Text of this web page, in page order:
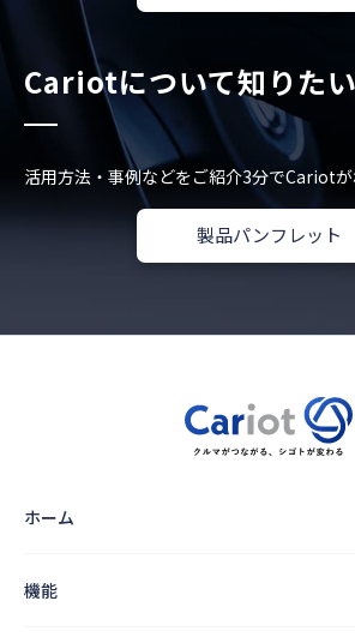
Cariotについて知りた
活用方法・事例などをご紹介3分でCariotが
製品パンフレット
ホーム
機能